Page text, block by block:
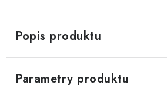
Popis produktu
Parametry produktu